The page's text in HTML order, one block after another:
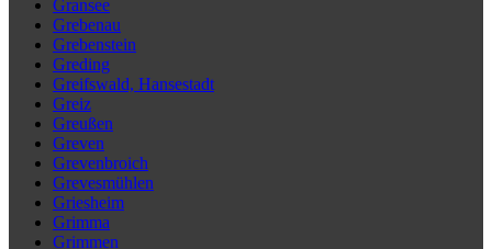
Gransee
Grebenau
Grebenstein
Greding
Greifswald, Hansestadt
Greiz
Greußen
Greven
Grevenbroich
Grevesmühlen
Griesheim
Grimma
Grimmen